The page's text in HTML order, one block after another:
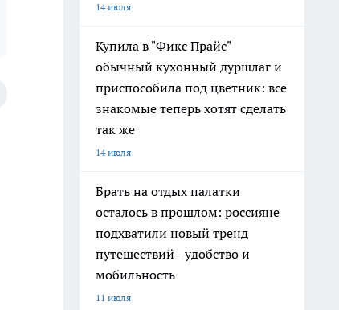
14 июля
Купила в "Фикс Прайс"
обычный кухонный дуршлаг и
приспособила под цветник: все
знакомые теперь хотят сделать
так же
14 июля
Брать на отдых палатки
осталось в прошлом: россияне
подхватили новый тренд
путешествий - удобство и
мобильность
11 июля